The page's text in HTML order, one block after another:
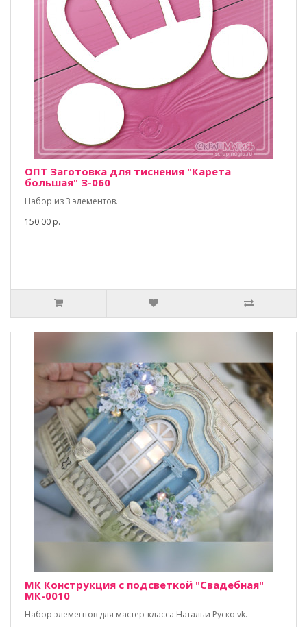
ОПТ Заготовка для тиснения "Карета
большая" З-060
Набор из 3 элементов.
150.00 р.
МК Конструкция с подсветкой "Свадебная"
МК-0010
Набор элементов для мастер-класса Натальи Руско vk.